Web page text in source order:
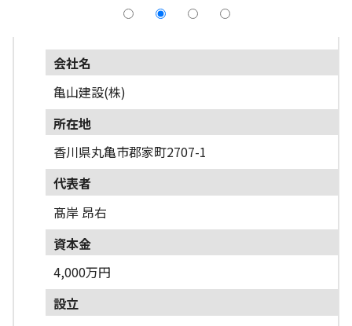
会社名
亀山建設(株)
所在地
香川県丸亀市郡家町2707-1
代表者
髙岸 昂右
資本金
4,000万円
設立